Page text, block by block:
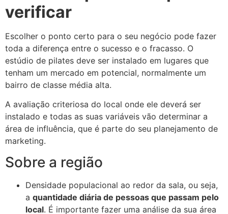
verificar
Escolher o ponto certo para o seu negócio pode fazer
toda a diferença entre o sucesso e o fracasso. O
estúdio de pilates deve ser instalado em lugares que
tenham um mercado em potencial, normalmente um
bairro de classe média alta.
A avaliação criteriosa do local onde ele deverá ser
instalado e todas as suas variáveis vão determinar a
área de influência, que é parte do seu planejamento de
marketing.
Sobre a região
Densidade populacional ao redor da sala, ou seja,
a quantidade diária de pessoas que passam pelo
local. É importante fazer uma análise da sua área